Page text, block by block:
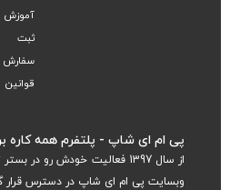
آموزش
ثبت
سفارش
قوانین
پی ام ای شاپ - پلتفرم همه‌ کاره
از سال 1397 فعالیت خودش رو
وبسایت پی ام ای شاپ در دسترس